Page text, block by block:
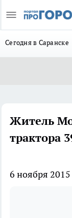
Сегодня в Саранске
Житель
трактора
6 ноября 2015